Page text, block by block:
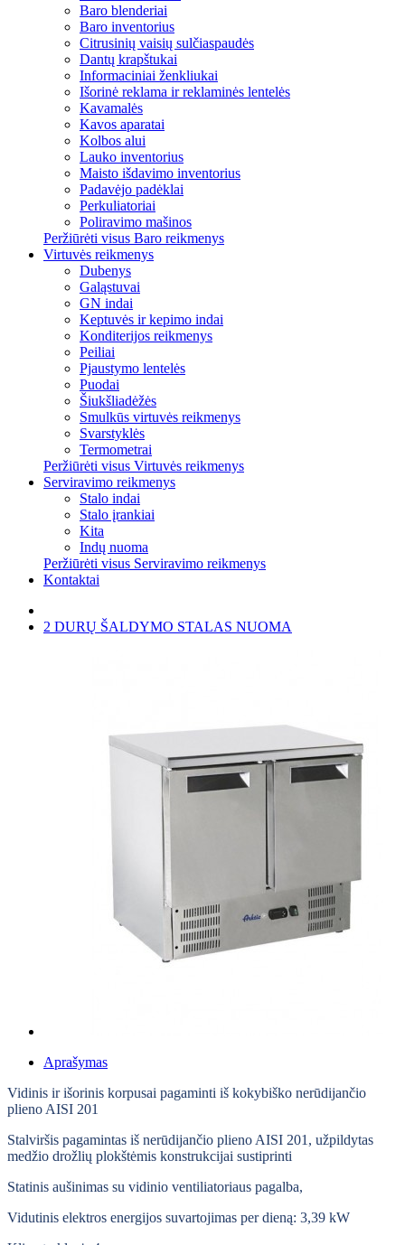
Baro blenderiai
Baro inventorius
Citrusinių vaisių sulčiaspaudės
Dantų krapštukai
Informaciniai ženkliukai
Išorinė reklama ir reklaminės lentelės
Kavamalės
Kavos aparatai
Kolbos alui
Lauko inventorius
Maisto išdavimo inventorius
Padavėjo padėklai
Perkuliatoriai
Poliravimo mašinos
Peržiūrėti visus Baro reikmenys
Virtuvės reikmenys
Dubenys
Galąstuvai
GN indai
Keptuvės ir kepimo indai
Konditerijos reikmenys
Peiliai
Pjaustymo lentelės
Puodai
Šiukšliadėžės
Smulkūs virtuvės reikmenys
Svarstyklės
Termometrai
Peržiūrėti visus Virtuvės reikmenys
Serviravimo reikmenys
Stalo indai
Stalo įrankiai
Kita
Indų nuoma
Peržiūrėti visus Serviravimo reikmenys
Kontaktai
2 DURŲ ŠALDYMO STALAS NUOMA
Aprašymas
Vidinis ir išorinis korpusai pagaminti iš kokybiško nerūdijančio
plieno AISI 201
Stalviršis pagamintas iš nerūdijančio plieno AISI 201, užpildytas
medžio drožlių plokštėmis konstrukcijai sustiprinti
Statinis aušinimas su vidinio ventiliatoriaus pagalba,
Vidutinis elektros energijos suvartojimas per dieną: 3,39 kW